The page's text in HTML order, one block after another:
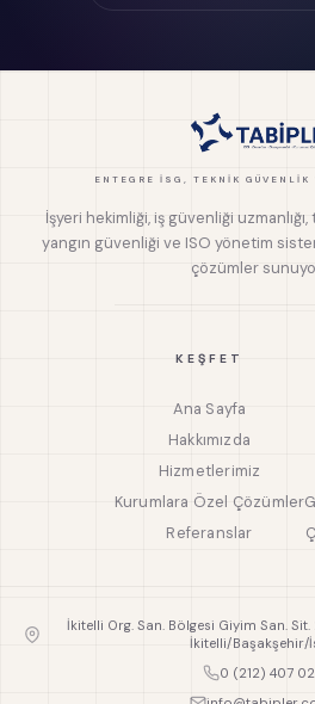
ENTEGRE İSG, TEKNIK GÜVENLIK
İşyeri hekimliği, iş güvenliği
yangın güvenliği ve ISO yönetim
çözümler
KEŞFET
Ana Sayfa
Hakkımızda
Hizmetlerimiz
Kurumlara Özel Çözümler
Referanslar
İkitelli Org. San. Bölgesi Giyim San.
İkitelli/Başakşehir/
0 (212) 407 02